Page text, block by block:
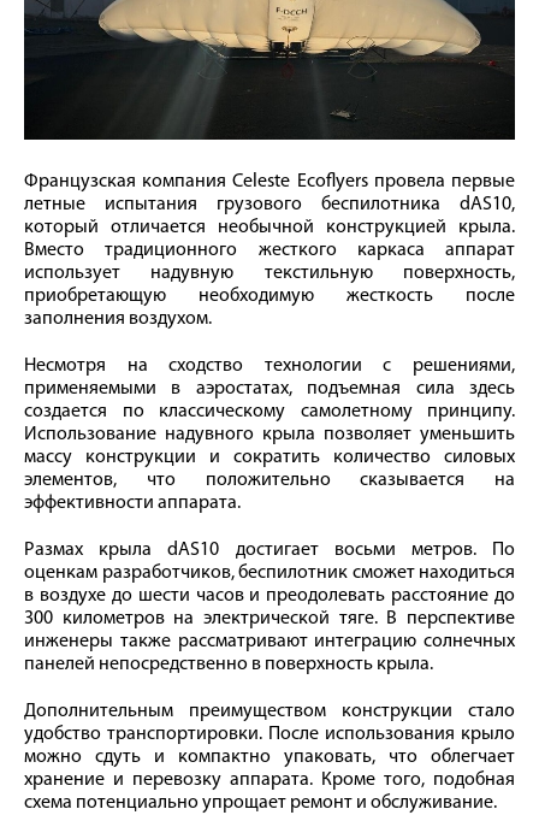
Французская компания Celeste Ecoflyers провела первые
летные испытания грузового беспилотника dAS10,
который отличается необычной конструкцией крыла.
Вместо традиционного жесткого каркаса аппарат
использует надувную текстильную поверхность,
приобретающую необходимую жесткость после
заполнения воздухом.
Несмотря на сходство технологии с решениями,
применяемыми в аэростатах, подъемная сила здесь
создается по классическому самолетному принципу.
Использование надувного крыла позволяет уменьшить
массу конструкции и сократить количество силовых
элементов, что положительно сказывается на
эффективности аппарата.
Размах крыла dAS10 достигает восьми метров. По
оценкам разработчиков, беспилотник сможет находиться
в воздухе до шести часов и преодолевать расстояние до
300 километров на электрической тяге. В перспективе
инженеры также рассматривают интеграцию солнечных
панелей непосредственно в поверхность крыла.
Дополнительным преимуществом конструкции стало
удобство транспортировки. После использования крыло
можно сдуть и компактно упаковать, что облегчает
хранение и перевозку аппарата. Кроме того, подобная
схема потенциально упрощает ремонт и обслуживание.